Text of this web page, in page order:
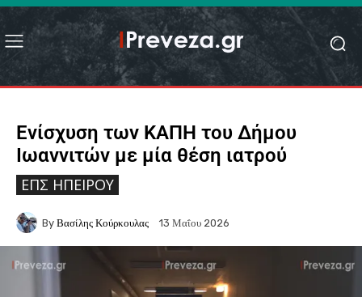
Ενίσχυση των ΚΑΠΗ του Δήμου
Ιωαννιτών με μία θέση ιατρού
ΕΠΣ ΗΠΕΊΡΟΥ
By Βασίλης Κούρκουλας 13 Μαΐου 2026